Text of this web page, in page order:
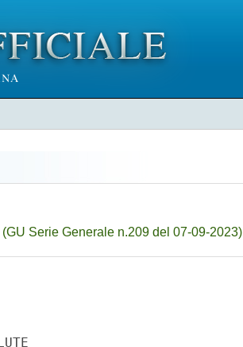
(GU Serie Generale n.209 del 07-09-2023)